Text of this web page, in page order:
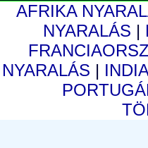
AFRIKA
NYARALÁS |
NYARALÁS |